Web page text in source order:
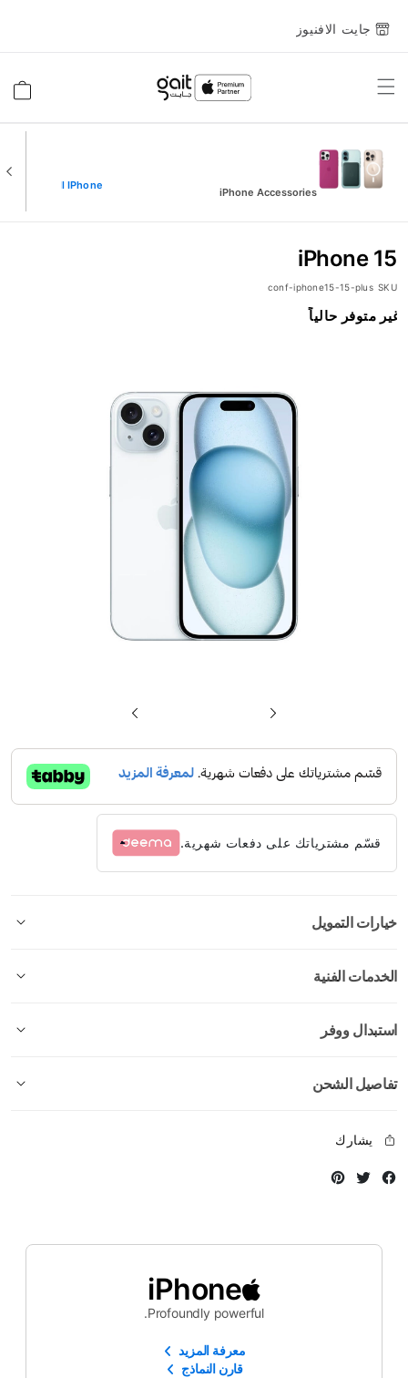
جايت الافنيوز
Toggle
iPhone Accessories
View All IPhone
iPhone 15
SKU
conf-iphone15-15-plus
انتقل
إلى
غير متوفر حالياً
بداية
معرض
الصور
قسّم مشترياتك على دفعات شهرية.
خيارات التمويل
الخدمات الفنية
استبدال ووفر
تفاصيل الشحن
يشارك
Facebook
Twitter
iPhone
Profoundly powerful.
معرفة المزيد
قارن النماذج